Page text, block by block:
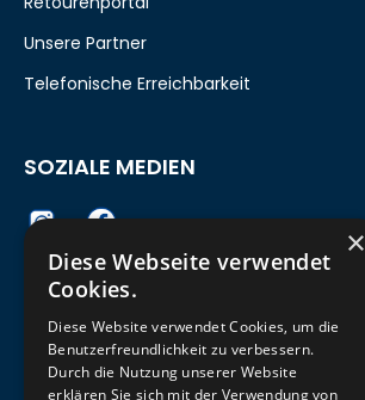
Unsere Partner
Telefonische Erreichbarkeit
SOZIALE MEDIEN
German
×
Diese Webseite verwendet
Cookies.
Diese Website verwendet Cookies, um die
Benutzerfreundlichkeit zu verbessern.
Durch die Nutzung unserer Website
erklären Sie sich mit der Verwendung von